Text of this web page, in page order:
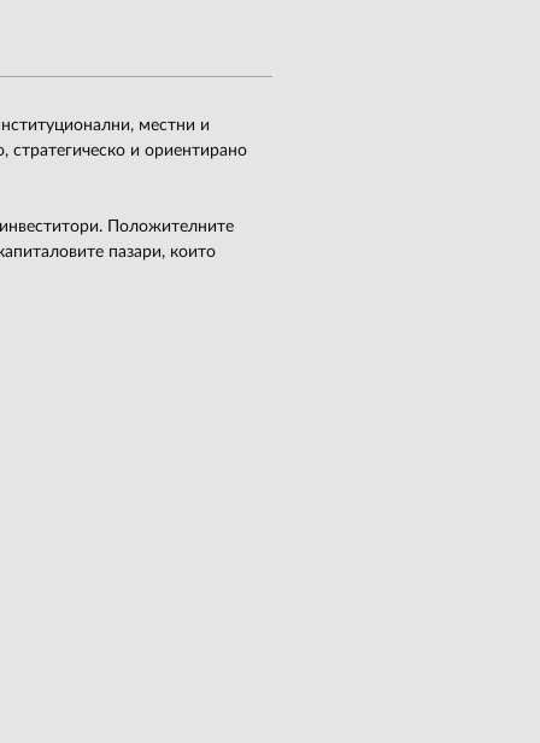
местни и
стратегическо и ориентирано
Положителните
пазари, които